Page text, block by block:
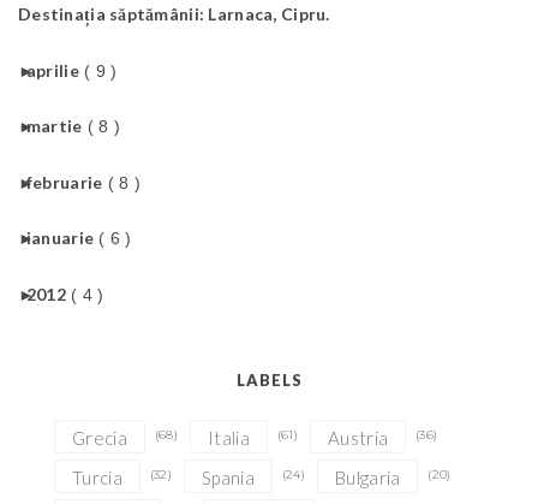
Destinația săptămânii: Larnaca, Cipru.
►
aprilie ( 9 )
►
martie ( 8 )
►
februarie ( 8 )
►
ianuarie ( 6 )
►
2012 ( 4 )
LABELS
Grecia (68) Italia (61) Austria (36)
Turcia (32) Spania (24) Bulgaria (20)